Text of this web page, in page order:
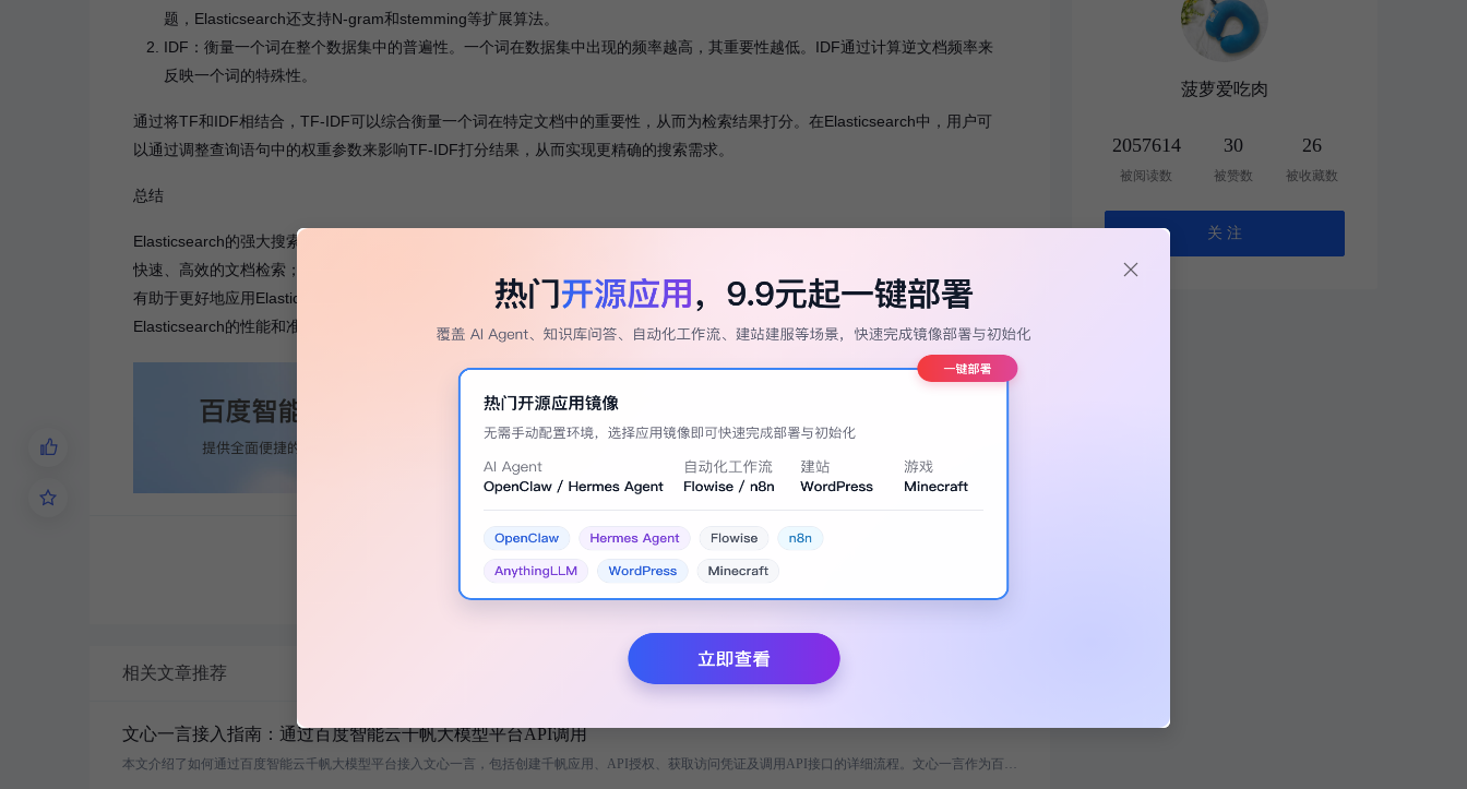
题，Elasticsearch还支持N-gram和stemming等扩展算法。
IDF：衡量一个词在整个数据集中的普遍性。一个词在数据集中出现的频率越高，其重要性越低。IDF通过计算逆文档频率来
反映一个词的特殊性。
通过将TF和IDF相结合，TF-IDF可以综合衡量一个词在特定文档中的重要性，从而为检索结果打分。在Elasticsearch中，用户可
以通过调整查询语句中的权重参数来影响TF-IDF打分结果，从而实现更精确的搜索需求。
总结
Elasticsearch的强大搜索功能背后，是倒排索引和TF-IDF打分算法这两大核心技术的支持。通过倒排索引，Elasticsearch实现了
快速、高效的文档检索；而TF-IDF打分算法则通过衡量文档与查询之间的相关性，为用户提供更精确的结果。了解这些底层原理
有助于更好地应用Elasticsearch进行数据分析和检索。在实际应用中，根据需求调整查询参数和优化索引结构，可以进一步提高
Elasticsearch的性能和准确性。
相关文章推荐
文心一言接入指南：通过百度智能云千帆大模型平台API调用
本文介绍了如何通过百度智能云千帆大模型平台接入文心一言，包括创建千帆应用、API授权、获取访问凭证及调用API接口的详细流程。文心一言作为百度的人工智能大语言模型，拥有强大的语义理解与生成能力，通过千帆平台可轻松实现多场景应用。
菠萝爱吃肉
2057614
被阅读数
30
被赞数
26
被收藏数
关 注